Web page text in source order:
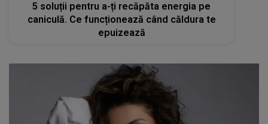
5 soluții pentru a-ți recăpăta energia pe
caniculă. Ce funcționează când căldura te
epuizează